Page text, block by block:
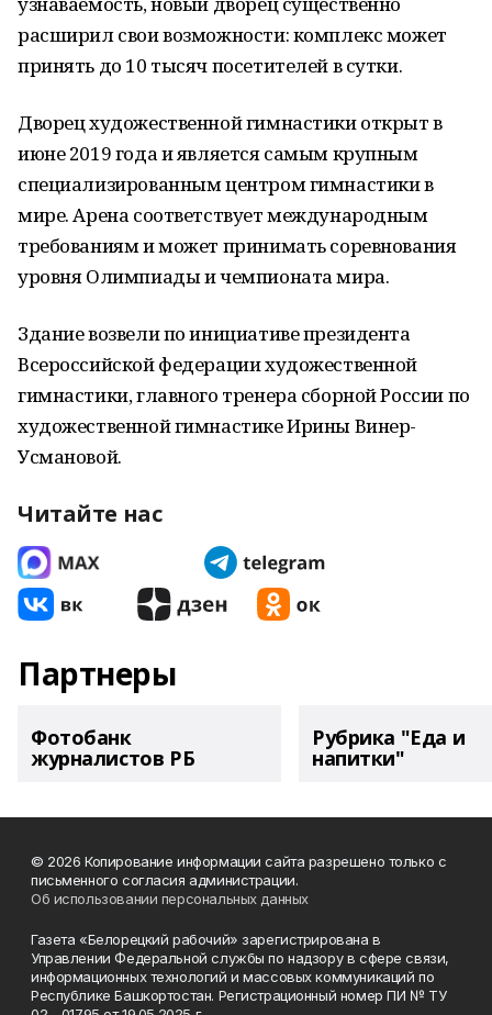
расширил свои возможности: комплекс может
принять до 10 тысяч посетителей в сутки.
Дворец художественной гимнастики открыт в
июне 2019 года и является самым крупным
специализированным центром гимнастики в
мире. Арена соответствует международным
требованиям и может принимать соревнования
уровня Олимпиады и чемпионата мира.
Здание возвели по инициативе президента
Всероссийской федерации художественной
гимнастики, главного тренера сборной России по
художественной гимнастике Ирины Винер-
Усмановой.
Читайте нас
Партнеры
Фотобанк
журналистов РБ
Рубрика "Еда и
напитки"
© 2026 Копирование информации сайта разрешено только с
письменного согласия администрации.
Об использовании персональных данных
Газета «Белорецкий рабочий» зарегистрирована в
Управлении Федеральной службы по надзору в сфере связи,
информационных технологий и массовых коммуникаций по
Республике Башкортостан. Регистрационный номер ПИ № ТУ